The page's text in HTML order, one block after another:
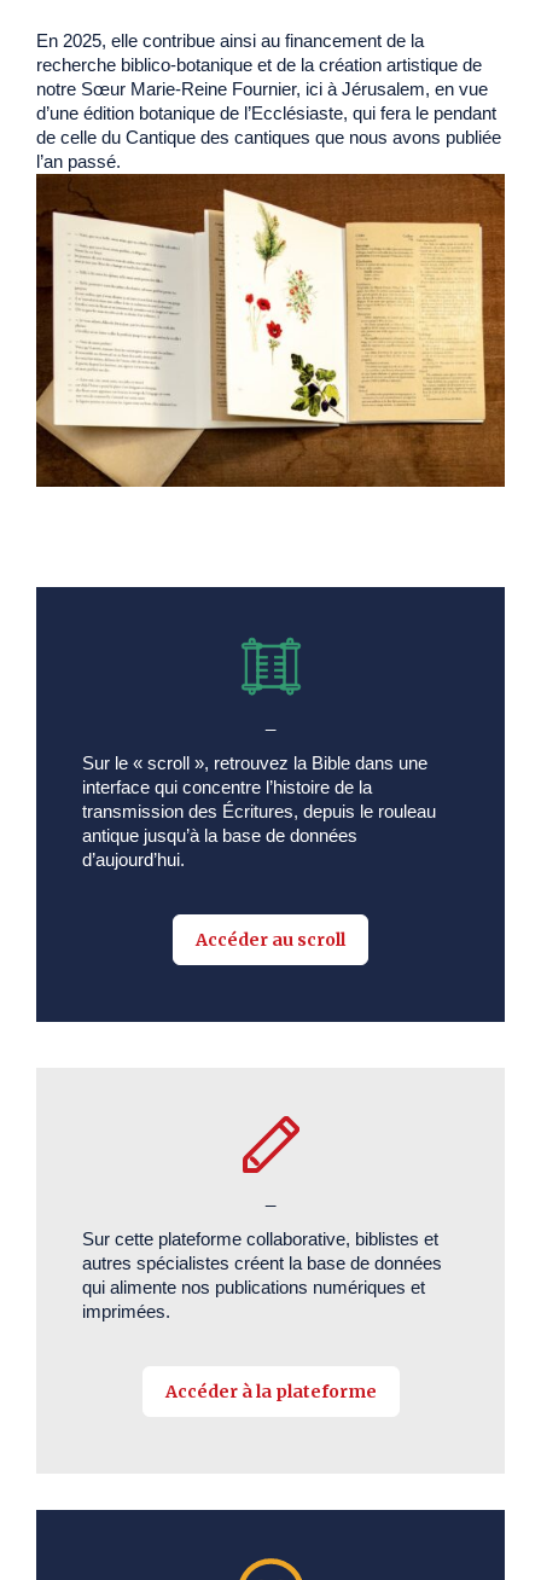
En 2025, elle contribue ainsi au financement de la
recherche biblico-botanique et de la création artistique de
notre Sœur Marie-Reine Fournier, ici à Jérusalem, en vue
d’une édition botanique de l’Ecclésiaste, qui fera le pendant
de celle du Cantique des cantiques que nous avons publiée
l’an passé.
Sur le « scroll », retrouvez la Bible dans une
interface qui concentre l’histoire de la
transmission des Écritures, depuis le rouleau
antique jusqu’à la base de données
d’aujourd’hui.
Accéder au scroll
Sur cette plateforme collaborative, biblistes et
autres spécialistes créent la base de données
qui alimente nos publications numériques et
imprimées.
Accéder à la plateforme